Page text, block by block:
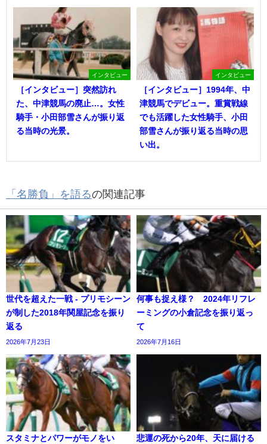
インタビュー
［インタビュー］突然訪れ
た、中津競馬の廃止…。女性
騎手・小田部雪さんが振り返
る当時の光景。
インタビュー
［インタビュー］1994年、中
津競馬でデビュー。重賞戦線
でも活躍した女性騎手、小田
部雪さんが振り返る当時の思
い出。
「名勝負」を語るの関連記事
世代を超えた一戦 - プリモシーン
が制した2018年関屋記念を振り
返る
2026年7月23日
何事も捉え様？ 2024年リフレ
ーミングの小倉記念を振り返っ
て
2026年7月16日
スタミナとパワーがモノをい
悲運の死から20年、天に届ける